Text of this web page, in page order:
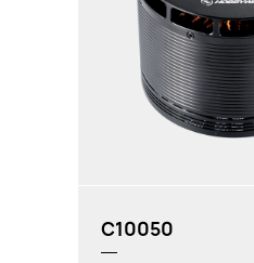
C10050